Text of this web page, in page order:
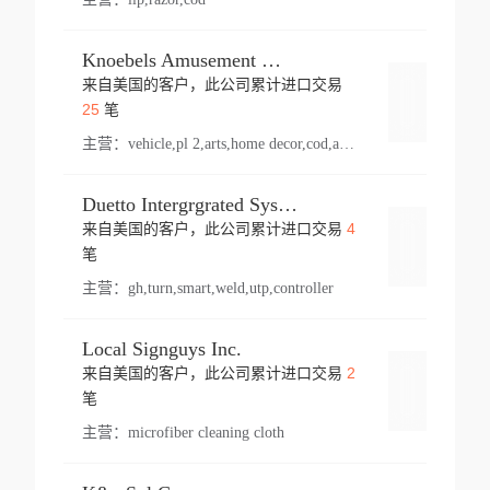
Knoebels Amusement Resort
来自美国的客户，此公司累计进口交易
25笔
主营： vehicle,pl 2,arts,home decor,cod,amusement ride,sea
Duetto Intergrgrated Systems Inc.
来自美国的客户，此公司累计进口交易 4
笔
主营： gh,turn,smart,weld,utp,controller
Local Signguys Inc.
来自美国的客户，此公司累计进口交易 2
笔
主营： microfiber cleaning cloth